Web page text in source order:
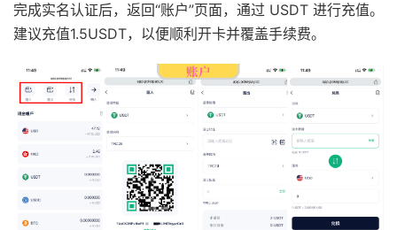
完成实名认证后，返回“账户”页面，通过 USDT 进行充值。
建议充值1.5USDT，以便顺利开卡并覆盖手续费。